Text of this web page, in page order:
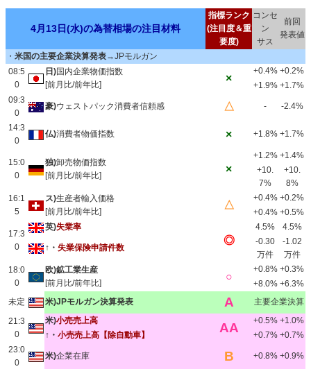
4月13日(水)の為替相場の注目材料
指標ランク
(注目度＆重
要度)
コンセ
ン
サス
前回
発表値
・ 米国の主要企業決算発表→JPモルガン
08:5
0
日)国内企業物価指数
[前月比/前年比]
×
+0.4% +0.2%
+1.9% +1.7%
09:3
0
豪)ウェストパック消費者信頼感 △ - -2.4%
14:3
0
仏)消費者物価指数 × +1.8% +1.7%
15:0
0
独)卸売物価指数
[前月比/前年比]
×
+1.2% +1.4%
+10.
7%
+10.
8%
16:1
5
ス)生産者輸入価格
[前月比/前年比]
△
+0.4% +0.2%
+0.4% +0.5%
17:3
0
英)失業率
◎
4.5% 4.5%
↑・ 失業保険申請件数
-0.30
万件
-1.02
万件
18:0
0
欧)鉱工業生産
[前月比/前年比]
○
+0.8% +0.3%
+8.0% +6.3%
未定
米)JPモルガン決算発表 A
主要企業決算
21:3
0
米)小売売上高 AA +0.5% +1.0%
↑・ 小売売上高 【除自動車】 +0.7% +0.7%
23:0
0
米)企業在庫 B +0.8% +0.9%